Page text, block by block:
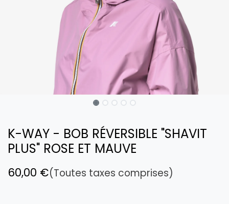
K-WAY - BOB RÉVERSIBLE "SHAVIT
PLUS" ROSE ET MAUVE
60,00 €(Toutes taxes comprises)